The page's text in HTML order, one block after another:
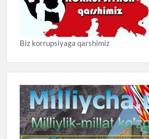
Biz korrupsiyaga qarshimiz